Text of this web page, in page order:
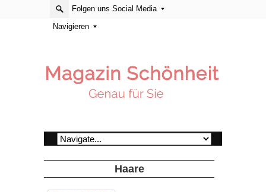
Folgen uns Social Media
Navigieren
Haare